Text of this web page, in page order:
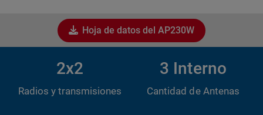
Hoja de datos del AP230W
2x2
Radios y transmisiones
3 Interno
Cantidad de Antenas